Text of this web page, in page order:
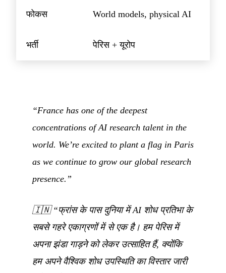
फोकस World models, physical AI
भर्ती पेरिस + यूरोप
“France has one of the deepest
concentrations of AI research talent in the
world. We’re excited to plant a flag in Paris
as we continue to grow our global research
presence.”
🇮🇳“फ्रांस के पास दुनिया में AI शोध प्रतिभा के
सबसे गहरे एकाग्रणों में से एक है। हम पेरिस में
अपना झंडा गाड़ने को लेकर उत्साहित हैं, क्योंकि
हम अपने वैश्विक शोध उपस्थिति का विस्तार जारी